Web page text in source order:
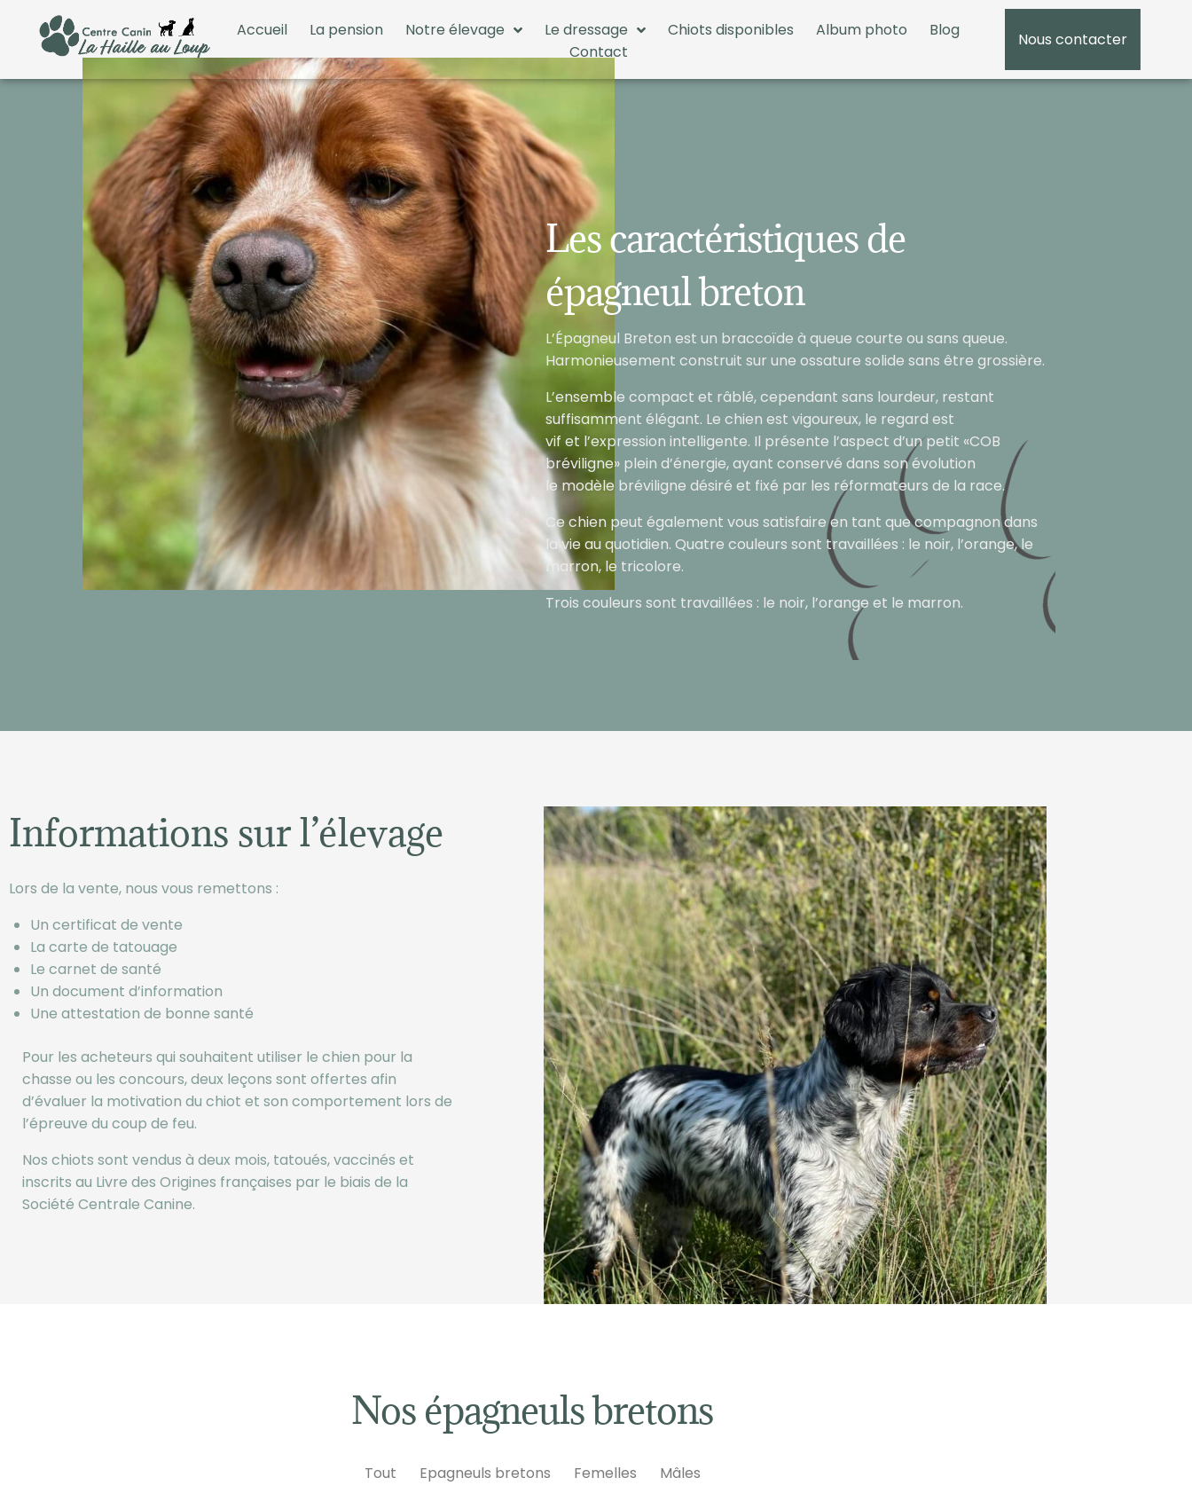
Accueil La pension Notre élevage Le dressage Chiots disponibles Album photo
Blog
Contact
Nous contacter
Les caractéristiques de
épagneul breton
L’Épagneul Breton est un braccoïde à queue courte ou sans queue.
Harmonieusement construit sur une ossature solide sans être grossière.
L’ensemble compact et râblé, cependant sans lourdeur, restant
suffisamment élégant. Le chien est vigoureux, le regard est
vif et l’expression intelligente. Il présente l’aspect d’un petit «COB
bréviligne» plein d’énergie, ayant conservé dans son évolution
le modèle bréviligne désiré et fixé par les réformateurs de la race.
Ce chien peut également vous satisfaire en tant que compagnon dans
la vie au quotidien. Quatre couleurs sont travaillées : le noir, l’orange, le
marron, le tricolore.
Trois couleurs sont travaillées : le noir, l’orange et le marron.
Informations sur l’élevage
Lors de la vente, nous vous remettons :
Un certificat de vente
La carte de tatouage
Le carnet de santé
Un document d’information
Une attestation de bonne santé
Pour les acheteurs qui souhaitent utiliser le chien pour la
chasse ou les concours, deux leçons sont offertes afin
d’évaluer la motivation du chiot et son comportement lors de
l’épreuve du coup de feu.
Nos chiots sont vendus à deux mois, tatoués, vaccinés et
inscrits au Livre des Origines françaises par le biais de la
Société Centrale Canine.
Nos épagneuls bretons
Tout Epagneuls bretons Femelles Mâles